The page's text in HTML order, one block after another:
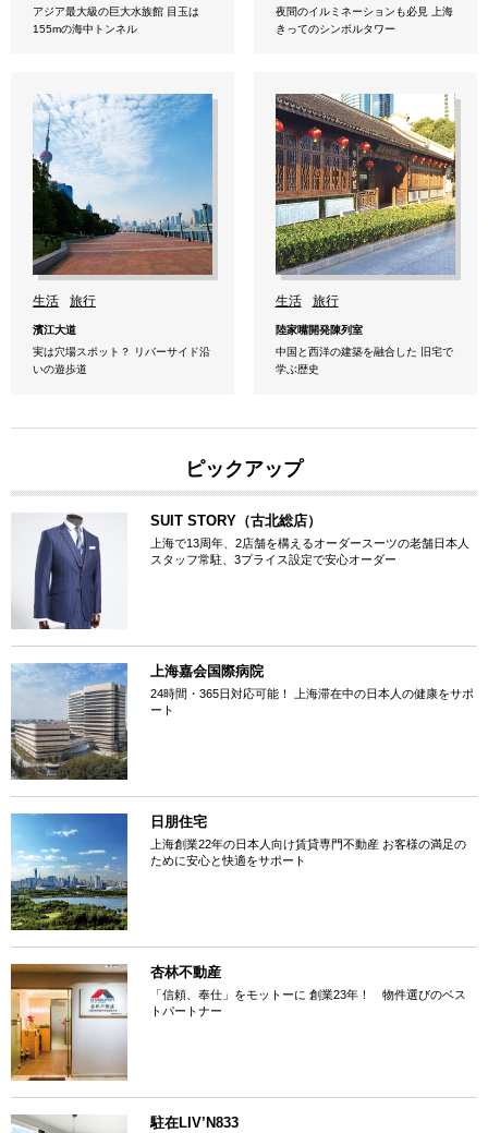
アジア最大級の巨大水族館 目玉は
155mの海中トンネル
夜間のイルミネーションも必見 上海
きってのシンボルタワー
生活 旅行
濱江大道
実は穴場スポット？ リバーサイド沿
いの遊歩道
生活 旅行
陸家嘴開発陳列室
中国と西洋の建築を融合した 旧宅で
学ぶ歴史
ピックアップ
SUIT STORY（古北総店）
上海で13周年、2店舗を構えるオーダースーツの老舗日本人
スタッフ常駐、3プライス設定で安心オーダー
上海嘉会国際病院
24時間・365日対応可能！ 上海滞在中の日本人の健康をサポ
ート
日朋住宅
上海創業22年の日本人向け賃貸専門不動産 お客様の満足の
ために安心と快適をサポート
杏林不動産
「信頼、奉仕」をモットーに 創業23年！ 物件選びのベス
トパートナー
駐在LIV’N833